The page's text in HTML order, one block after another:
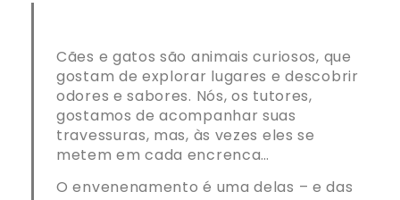
Cães e gatos são animais curiosos, que
gostam de explorar lugares e descobrir
odores e sabores. Nós, os tutores,
gostamos de acompanhar suas
travessuras, mas, às vezes eles se
metem em cada encrenca…
O envenenamento é uma delas – e das